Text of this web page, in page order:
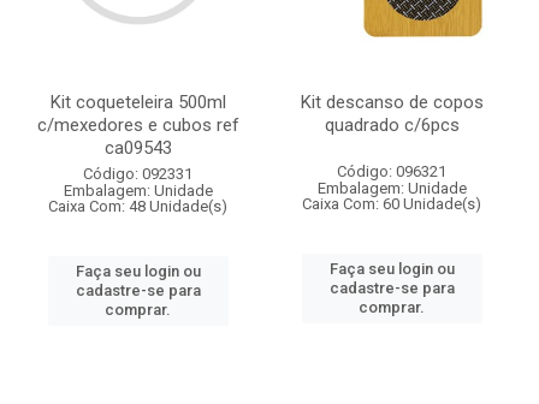
Kit coqueteleira 500ml
c/mexedores e cubos ref
ca09543
Código: 092331
Embalagem: Unidade
Caixa Com: 48 Unidade(s)
Faça seu login ou
cadastre-se para
comprar.
Kit descanso de copos
quadrado c/6pcs
Código: 096321
Embalagem: Unidade
Caixa Com: 60 Unidade(s)
Faça seu login ou
cadastre-se para
comprar.